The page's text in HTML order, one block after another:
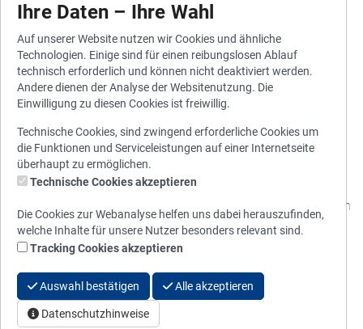
Widerruf für Gutscheine
Widerrufsbelehrung
Vertrag widerrufen
© 2010 - 2026 Stadtwerke München
Ihre Daten – Ihre Wahl
Auf unserer Website nutzen wir Cookies und ähnliche
Technologien. Einige sind für einen reibungslosen Ablauf
technisch erforderlich und können nicht deaktiviert werden.
Andere dienen der Analyse der Websitenutzung. Die
Einwilligung zu diesen Cookies ist freiwillig.
Technische Cookies, sind zwingend erforderliche Cookies um
die Funktionen und Serviceleistungen auf einer Internetseite
überhaupt zu ermöglichen.
Technische Cookies akzeptieren
Die Cookies zur Webanalyse helfen uns dabei herauszufinden,
welche Inhalte für unsere Nutzer besonders relevant sind.
Tracking Cookies akzeptieren
Auswahl bestätigen Alle akzeptieren
Datenschutzhinweise